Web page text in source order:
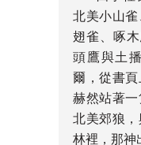
北美小山
翅雀、啄
頭鷹與土
爾，從書頁
赫然站著
北美郊狼
林裡，那神